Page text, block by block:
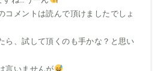
コメントは読んで頂けましたでしょ
ら、試して頂くのも手かな？と思い
言いませんが